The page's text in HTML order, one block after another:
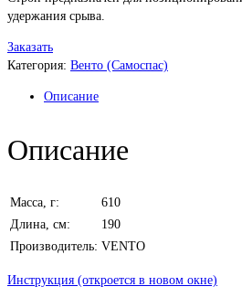
удержания срыва.
Заказать
Категория: Венто (Самоспас)
Описание
Описание
Масса, г:
610
Длина, см:
190
Производитель: VENTO
Инструкция (откроется в новом окне)